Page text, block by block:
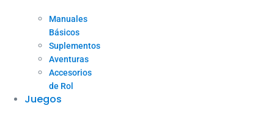
Manuales
Básicos
Suplementos
Aventuras
Accesorios
de Rol
Juegos